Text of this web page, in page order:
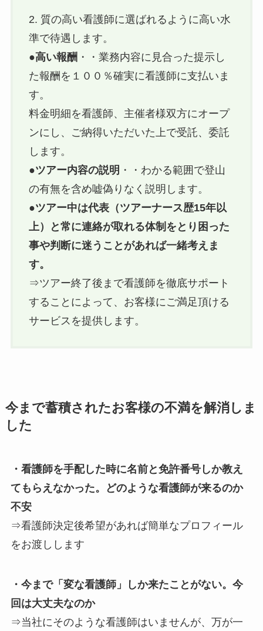
2. 質の高い看護師に選ばれるように高い水
準で待遇します。
●高い報酬 ・・業務内容に見合った提示し
た報酬を１００％確実に看護師に支払いま
す。
料金明細を看護師、主催者様双方にオープ
ンにし、ご納得いただいた上で受託、委託
します。
●ツアー内容の説明 ・・わかる範囲で登山
の有無を含め嘘偽りなく説明します。
●ツアー中は代表（ツアーナース歴15年以
上）と常に連絡が取れる体制をとり困った
事や判断に迷うことがあれば一緒考えま
す。
⇒ツアー終了後まで看護師を徹底サポート
することによって、お客様にご満足頂ける
サービスを提供します。
今まで蓄積されたお客様の不満を解消しま
した
・看護師を手配した時に名前と免許番号しか教え
てもらえなかった。どのような看護師が来るのか
不安
⇒看護師決定後希望があれば簡単なプロフィール
をお渡しします
・今まで「変な看護師」しか来たことがない。今
回は大丈夫なのか
⇒当社にそのような看護師はいませんが、万が一